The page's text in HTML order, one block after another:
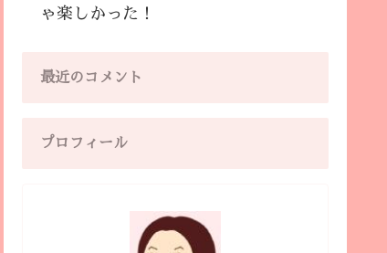
ゃ楽しかった！
最近のコメント
プロフィール